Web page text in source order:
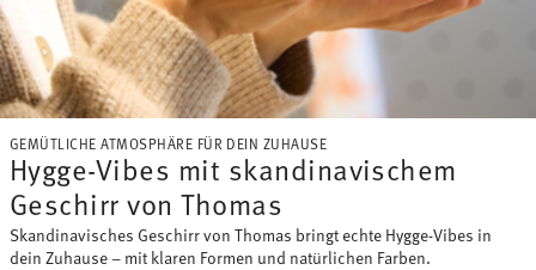
GEMÜTLICHE ATMOSPHÄRE FÜR DEIN ZUHAUSE
Hygge-Vibes mit skandinavischem
Geschirr von Thomas
Skandinavisches Geschirr von Thomas bringt echte Hygge-Vibes in
dein Zuhause – mit klaren Formen und natürlichen Farben.